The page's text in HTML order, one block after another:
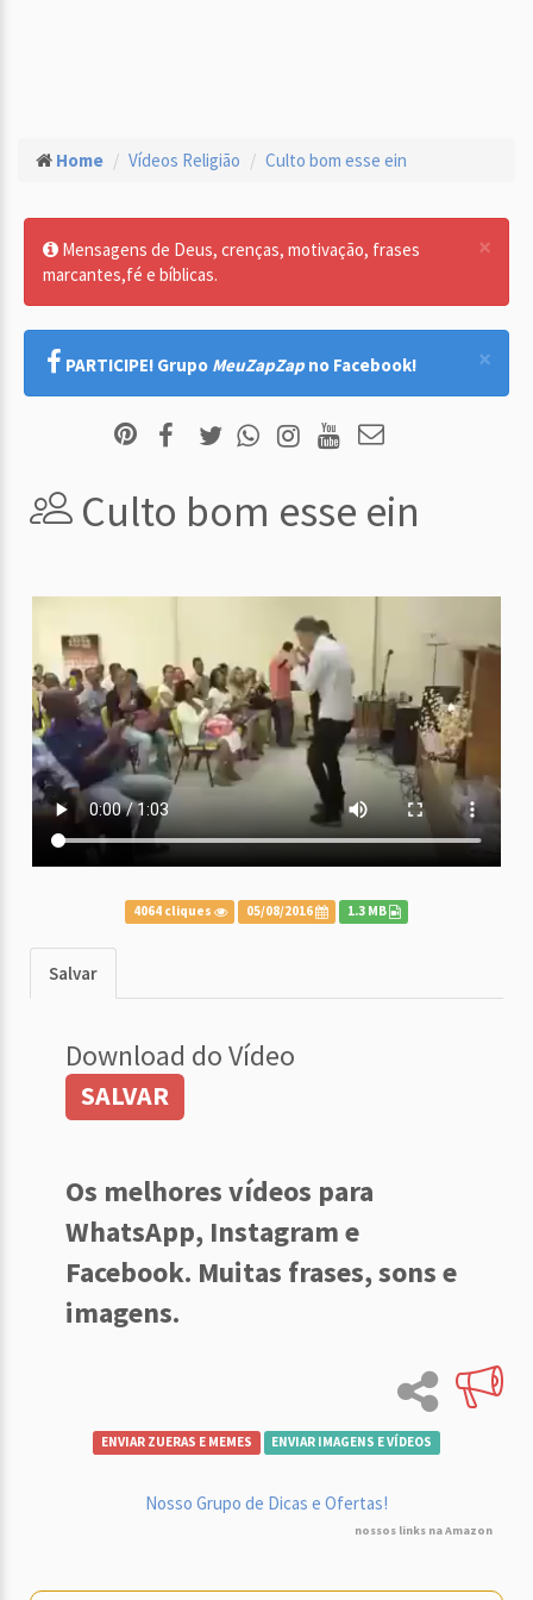
Home Vídeos Religião Culto bom esse ein
×
Mensagens de Deus, crenças, motivação, frases
marcantes,fé e bíblicas.
×
PARTICIPE! Grupo MeuZapZap no Facebook!
Culto bom esse ein
4064 cliques 05/08/2016 1.3 MB
Salvar
Download do Vídeo
SALVAR
Os melhores vídeos para
WhatsApp, Instagram e
Facebook. Muitas frases, sons e
imagens.
ENVIAR ZUERAS E MEMES ENVIAR IMAGENS E VÍDEOS
Nosso Grupo de Dicas e Ofertas!
nossos links na Amazon